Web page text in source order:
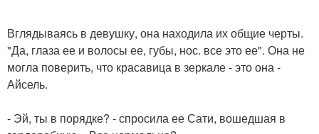
Вглядываясь в девушку, она находила их общие черты.
"Да, глаза ее и волосы ее, губы, нос. все это ее". Она не
могла поверить, что красавица в зеркале - это она -
Айсель.
- Эй, ты в порядке? - спросила ее Сати, вошедшая в